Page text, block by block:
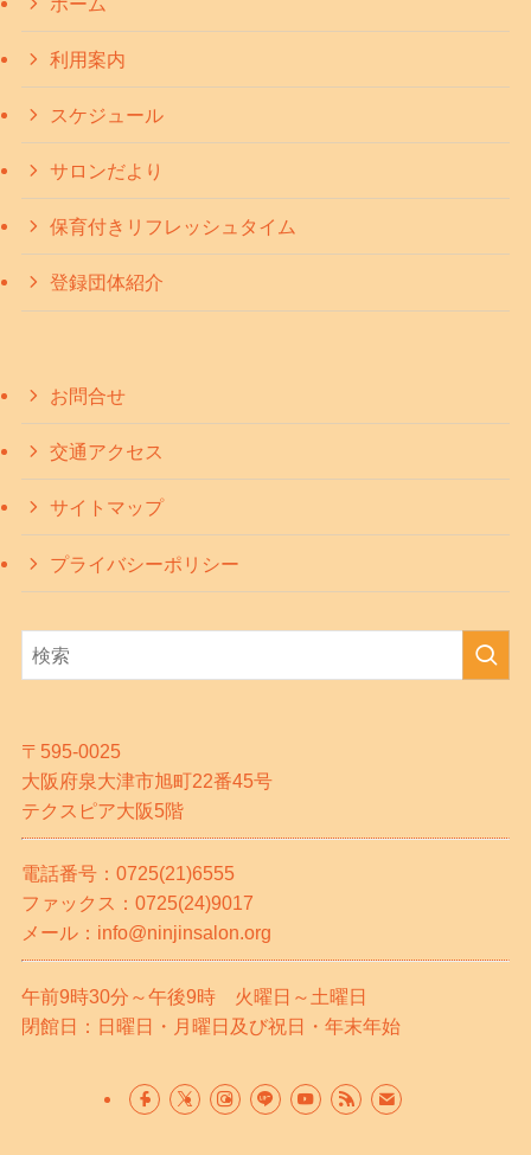
利用案内
スケジュール
サロンだより
保育付きリフレッシュタイム
登録団体紹介
お問合せ
交通アクセス
サイトマップ
プライバシーポリシー
〒595-0025
大阪府泉大津市旭町22番45号
テクスピア大阪5階
電話番号：0725(21)6555
ファックス：0725(24)9017
メール：info@ninjinsalon.org
午前9時30分～午後9時 火曜日～土曜日
閉館日：日曜日・月曜日及び祝日・年末年始